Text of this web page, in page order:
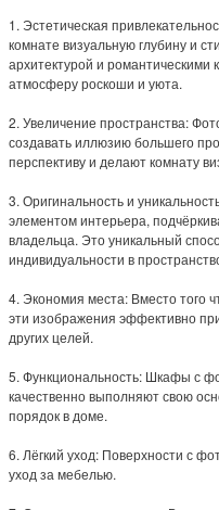
1. Эстетическая
комнате визуальную глубину и
архитектурой и
атмосферу роскоши и уюта.
2. Увеличение пространства:
создавать иллюзию большего
перспективу и делают комнату
3. Оригинальность и
элементом интерьера,
владельца. Это уникальный
индивидуальности в
4. Экономия места: Вместо того
эти изображения эффективно
других целей.
5. Функциональность: Шкафы с
качественно выполняют свою
порядок в доме.
6. Лёгкий уход: Поверхности с
уход за мебелью.